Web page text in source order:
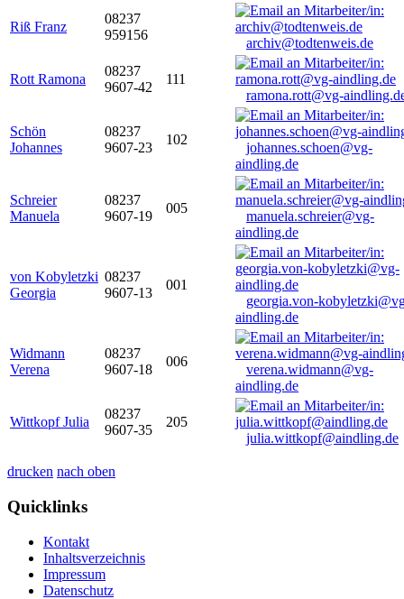
Riß Franz
08237
959156
archiv@todtenweis.de
Rott Ramona
08237
9607-42
111
ramona.rott@vg-
Schön
Johannes
08237
9607-23
102
johannes.schoen@vg-
aindling.de
Schreier
Manuela
08237
9607-19
005
manuela.schreier@vg-
aindling.de
von Kobyletzki
Georgia
08237
9607-13
001
georgia.von-
aindling.de
Widmann
Verena
08237
9607-18
006
verena.widmann@vg-
aindling.de
Wittkopf Julia
08237
9607-35
205
julia.wittkopf@aindling.de
drucken nach oben
Quicklinks
Kontakt
Inhaltsverzeichnis
Impressum
Datenschutz